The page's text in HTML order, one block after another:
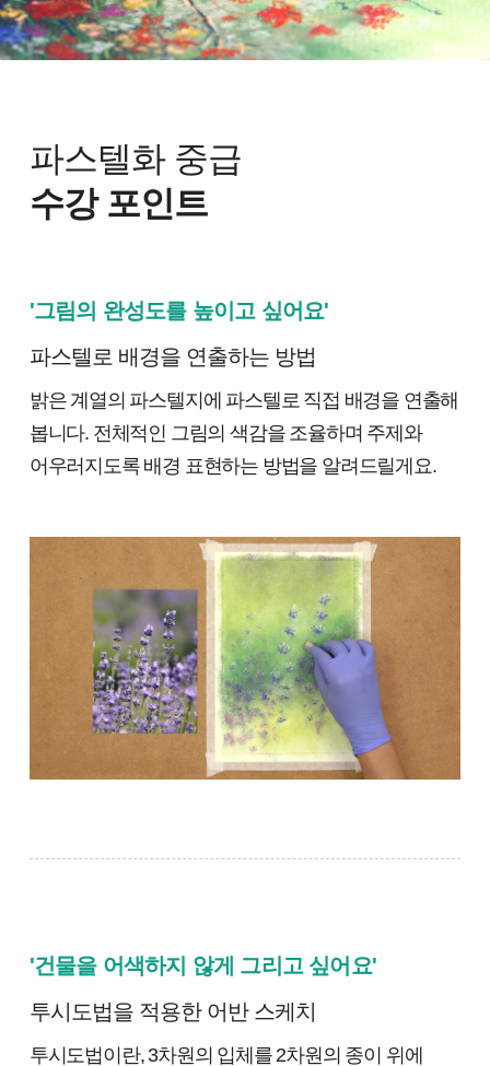
파스텔화 중급
수강 포인트
'그림의 완성도를 높이고 싶어요'
파스텔로 배경을 연출하는 방법
밝은 계열의 파스텔지에 파스텔로 직접 배경을 연출해
봅니다. 전체적인 그림의 색감을 조율하며 주제와
어우러지도록 배경 표현하는 방법을 알려드릴게요.
'건물을 어색하지 않게 그리고 싶어요'
투시도법을 적용한 어반 스케치
투시도법이란, 3차원의 입체를 2차원의 종이 위에